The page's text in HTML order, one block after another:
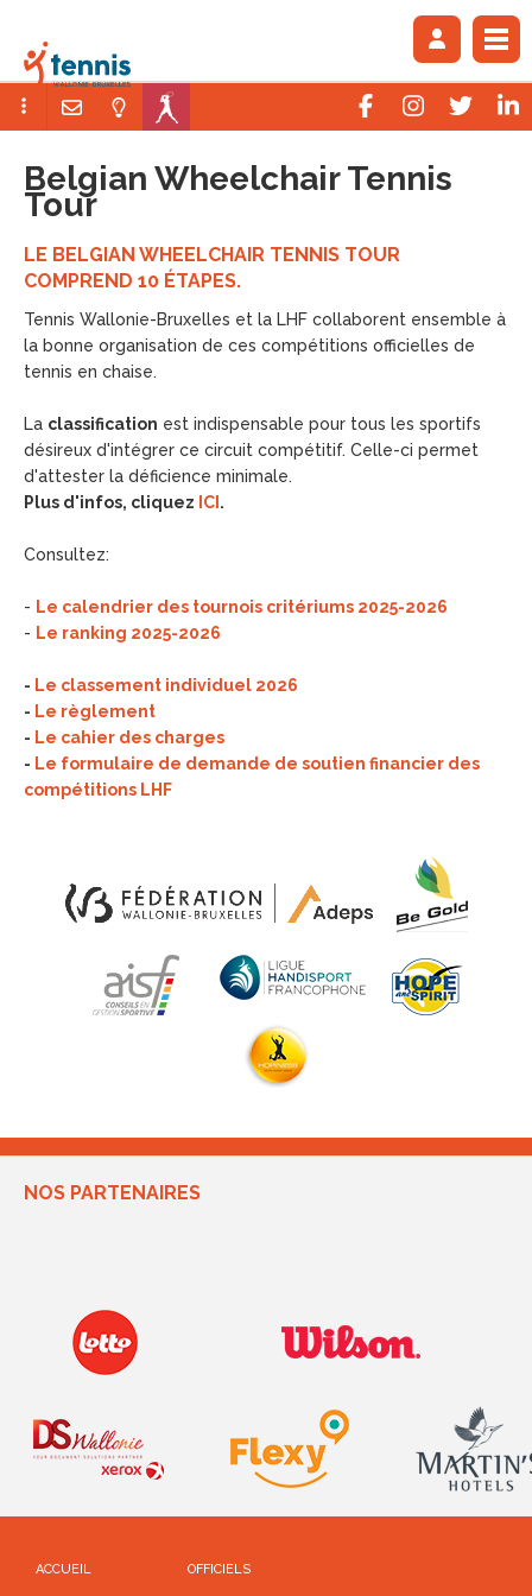
Belgian Wheelchair Tennis
Tour
LE BELGIAN WHEELCHAIR TENNIS TOUR
COMPREND 10 ÉTAPES.
Tennis Wallonie-Bruxelles et la LHF collaborent ensemble à
la bonne organisation de ces compétitions officielles de
tennis en chaise.
La classification est indispensable pour tous les sportifs
désireux d'intégrer ce circuit compétitif. Celle-ci permet
d'attester la déficience minimale.
Plus d'infos, cliquez ICI .
Consultez:
- Le calendrier des tournois critériums 2025-2026
- Le ranking 2025-2026
- Le classement individuel 2026
- Le règlement
- Le cahier des charges
- Le formulaire de demande de soutien financier des
compétitions LHF
NOS PARTENAIRES
ACCUEIL OFFICIELS